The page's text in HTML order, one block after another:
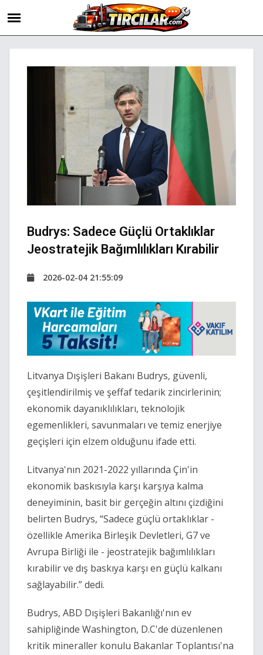
Budrys: Sadece Güçlü Ortaklıklar
Jeostratejik Bağımlılıkları Kırabilir
2026-02-04 21:55:09
Litvanya Dışişleri Bakanı Budrys, güvenli,
çeşitlendirilmiş ve şeffaf tedarik zincirlerinin;
ekonomik dayanıklılıkları, teknolojik
egemenlikleri, savunmaları ve temiz enerjiye
geçişleri için elzem olduğunu ifade etti.
Litvanya'nın 2021-2022 yıllarında Çin'in
ekonomik baskısıyla karşı karşıya kalma
deneyiminin, basit bir gerçeğin altını çizdiğini
belirten Budrys, “Sadece güçlü ortaklıklar -
özellikle Amerika Birleşik Devletleri, G7 ve
Avrupa Birliği ile - jeostratejik bağımlılıkları
kırabilir ve dış baskıya karşı en güçlü kalkanı
sağlayabilir.” dedi.
Budrys, ABD Dışişleri Bakanlığı'nın ev
sahipliğinde Washington, D.C'de düzenlenen
kritik mineraller konulu Bakanlar Toplantısı'na